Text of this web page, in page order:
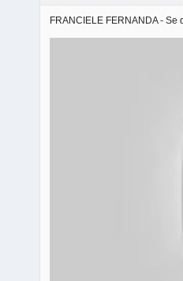
FRANCIELE FERNANDA -